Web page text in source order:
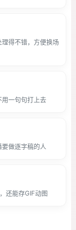
得不错，方便换场
一句句打上去
做逐字稿的人
还能存GIF动图